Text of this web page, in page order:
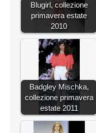
Blugirl, collezione
primavera estate
2010
Badgley Mischka,
collezione primavera
estate 2011